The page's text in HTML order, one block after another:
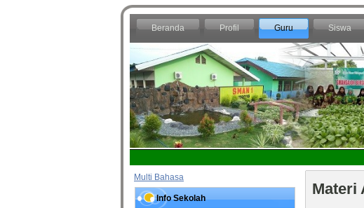
Beranda Profil Guru Siswa
Multi Bahasa
Info Sekolah
Materi